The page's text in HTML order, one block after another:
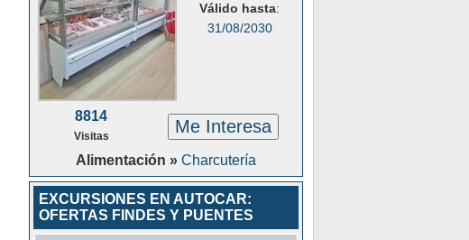
Válido hasta:
31/08/2030
8814
Visitas Me Interesa
Alimentación » Charcutería
EXCURSIONES EN AUTOCAR:
OFERTAS FINDES Y PUENTES